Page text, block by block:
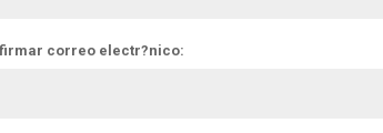
correo electr?nico: